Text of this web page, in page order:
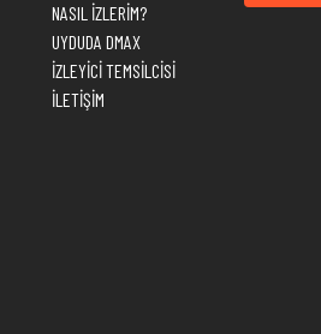
NASIL İZLERİM?
UYDUDA DMAX
İZLEYİCİ TEMSİLCİSİ
İLETİŞİM